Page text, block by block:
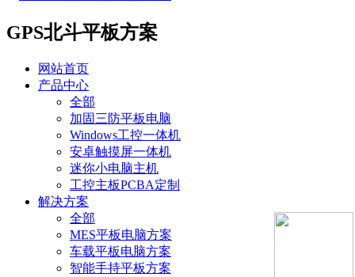
GPS北斗平板方案
网站首页
产品中心
全部
加固三防平板电脑
Windows工控一体机
安卓触摸屏一体机
迷你小电脑主机
工控主板PCBA定制
解决方案
全部
MES平板电脑方案
车载平板电脑方案
智能手持平板方案